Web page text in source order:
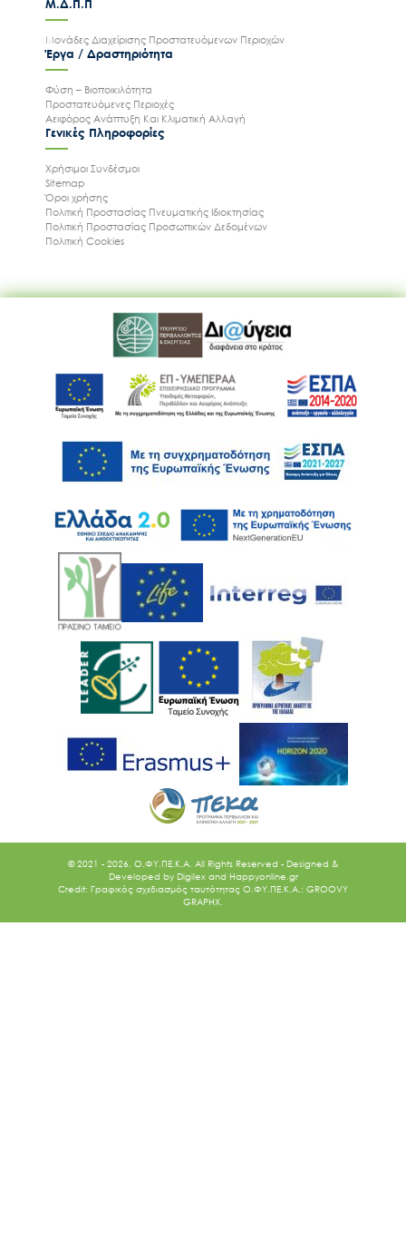
Ακολουθήστε μας
Μ.Δ.Π.Π
Μονάδες Διαχείρισης Προστατευόμενων Περιοχών
Έργα / Δραστηριότητα
Φύση – Βιοποικιλότητα
Προστατευόμενες Περιοχές
Αειφόρος Ανάπτυξη Και Κλιματική Αλλαγή
Γενικές Πληροφορίες
Χρήσιμοι Συνδέσμοι
Sitemap
Όροι χρήσης
Πολιτική Προστασίας Πνευματικής Ιδιοκτησίας
Πολιτική Προστασίας Προσωπικών Δεδομένων
Πολιτική Cookies
© 2021 - 2026. O.ΦΥ.ΠΕ.Κ.Α. All Rights Reserved - Designed &
Developed by Digilex and Happyonline.gr
Credit: Γραφικός σχεδιασμός ταυτότητας Ο.ΦΥ.ΠΕ.Κ.Α.: GROOVY
GRAPHX.